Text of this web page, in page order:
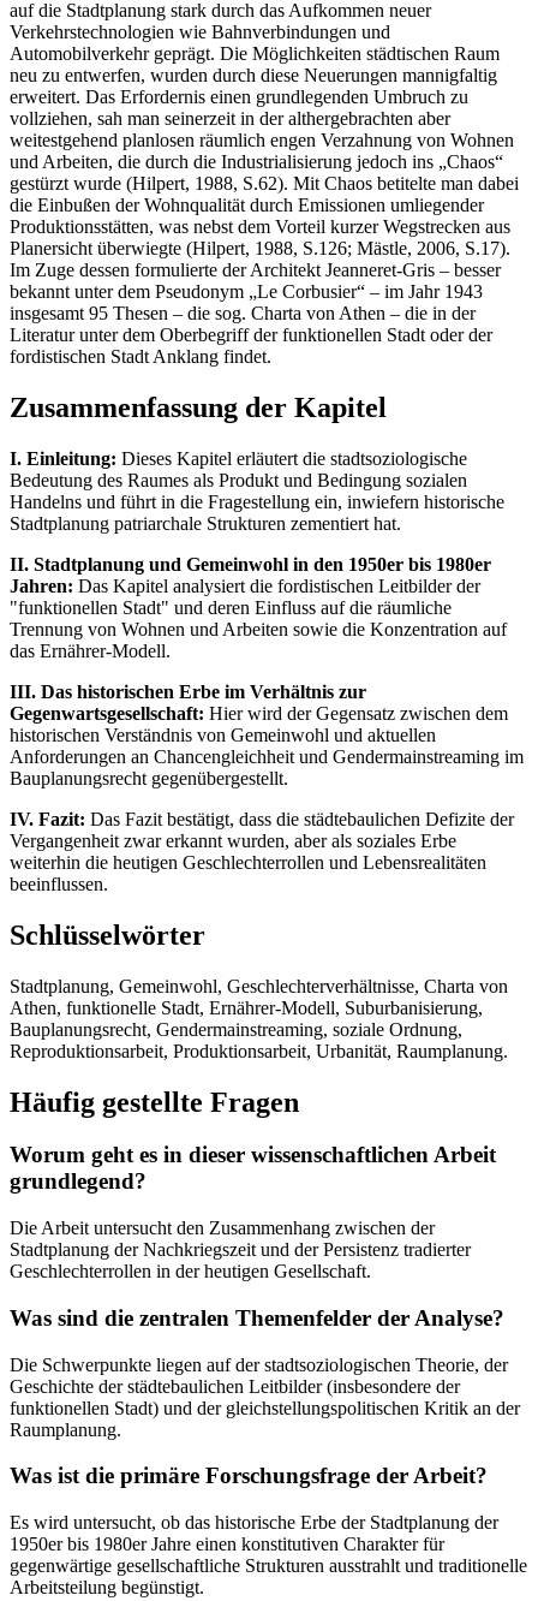
auf die Stadtplanung stark durch das Aufkommen neuer
Verkehrstechnologien wie Bahnverbindungen und
Automobilverkehr geprägt. Die Möglichkeiten städtischen Raum
neu zu entwerfen, wurden durch diese Neuerungen mannigfaltig
erweitert. Das Erfordernis einen grundlegenden Umbruch zu
vollziehen, sah man seinerzeit in der althergebrachten aber
weitestgehend planlosen räumlich engen Verzahnung von Wohnen
und Arbeiten, die durch die Industrialisierung jedoch ins „Chaos“
gestürzt wurde (Hilpert, 1988, S.62). Mit Chaos betitelte man dabei
die Einbußen der Wohnqualität durch Emissionen umliegender
Produktionsstätten, was nebst dem Vorteil kurzer Wegstrecken aus
Planersicht überwiegte (Hilpert, 1988, S.126; Mästle, 2006, S.17).
Im Zuge dessen formulierte der Architekt Jeanneret-Gris – besser
bekannt unter dem Pseudonym „Le Corbusier“ – im Jahr 1943
insgesamt 95 Thesen – die sog. Charta von Athen – die in der
Literatur unter dem Oberbegriff der funktionellen Stadt oder der
fordistischen Stadt Anklang findet.
Zusammenfassung der Kapitel
I. Einleitung: Dieses Kapitel erläutert die stadtsoziologische
Bedeutung des Raumes als Produkt und Bedingung sozialen
Handelns und führt in die Fragestellung ein, inwiefern historische
Stadtplanung patriarchale Strukturen zementiert hat.
II. Stadtplanung und Gemeinwohl in den 1950er bis 1980er
Jahren: Das Kapitel analysiert die fordistischen Leitbilder der
"funktionellen Stadt" und deren Einfluss auf die räumliche
Trennung von Wohnen und Arbeiten sowie die Konzentration auf
das Ernährer-Modell.
III. Das historischen Erbe im Verhältnis zur
Gegenwartsgesellschaft: Hier wird der Gegensatz zwischen dem
historischen Verständnis von Gemeinwohl und aktuellen
Anforderungen an Chancengleichheit und Gendermainstreaming im
Bauplanungsrecht gegenübergestellt.
IV. Fazit: Das Fazit bestätigt, dass die städtebaulichen Defizite der
Vergangenheit zwar erkannt wurden, aber als soziales Erbe
weiterhin die heutigen Geschlechterrollen und Lebensrealitäten
beeinflussen.
Schlüsselwörter
Stadtplanung, Gemeinwohl, Geschlechterverhältnisse, Charta von
Athen, funktionelle Stadt, Ernährer-Modell, Suburbanisierung,
Bauplanungsrecht, Gendermainstreaming, soziale Ordnung,
Reproduktionsarbeit, Produktionsarbeit, Urbanität, Raumplanung.
Häufig gestellte Fragen
Worum geht es in dieser wissenschaftlichen Arbeit
grundlegend?
Die Arbeit untersucht den Zusammenhang zwischen der
Stadtplanung der Nachkriegszeit und der Persistenz tradierter
Geschlechterrollen in der heutigen Gesellschaft.
Was sind die zentralen Themenfelder der Analyse?
Die Schwerpunkte liegen auf der stadtsoziologischen Theorie, der
Geschichte der städtebaulichen Leitbilder (insbesondere der
funktionellen Stadt) und der gleichstellungspolitischen Kritik an der
Raumplanung.
Was ist die primäre Forschungsfrage der Arbeit?
Es wird untersucht, ob das historische Erbe der Stadtplanung der
1950er bis 1980er Jahre einen konstitutiven Charakter für
gegenwärtige gesellschaftliche Strukturen ausstrahlt und traditionelle
Arbeitsteilung begünstigt.